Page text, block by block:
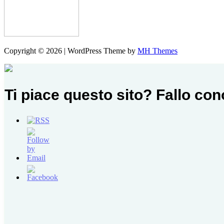
Copyright © 2026 | WordPress Theme by MH Themes
Ti piace questo sito? Fallo